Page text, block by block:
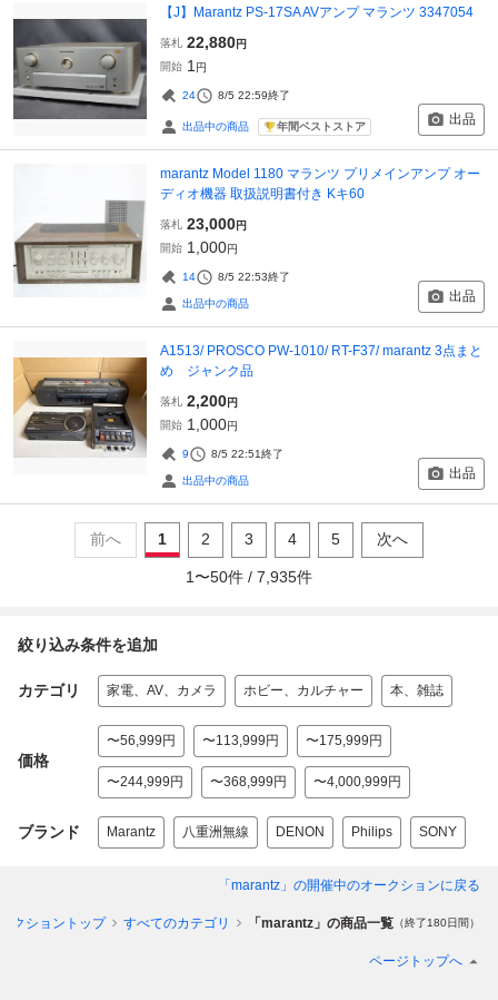
【J】Marantz PS-17SA AVアンプ マランツ 3347054
落札 22,880円
開始 1 円
24 8/5 22:59終了
出品中の商品 年間ベストストア 出品
marantz Model 1180 マランツ プリメインアンプ オー
ディオ機器 取扱説明書付き Kキ60
落札 23,000円
開始 1,000円
14 8/5 22:53終了
出品中の商品 出品
A1513/ PROSCO PW-1010/ RT-F37/ marantz 3点まと
め ジャンク品
落札 2,200円
開始 1,000円
9 8/5 22:51終了
出品中の商品 出品
前へ 1 2 3 4 5 次へ
1 〜50件 / 7,935件
絞り込み条件を追加
カテゴリ 家電、AV、カメラ ホビー、カルチャー 本、雑誌
価格
〜56,999円 〜113,999円 〜175,999円
〜244,999円 〜368,999円 〜4,000,999円
ブランド Marantz 八重洲無線 DENON Philips SONY
「marantz」 の開催中のオークションに戻る
クショントップ すべてのカテゴリ 「marantz」の商品一覧 （終了180日間）
ページトップへ